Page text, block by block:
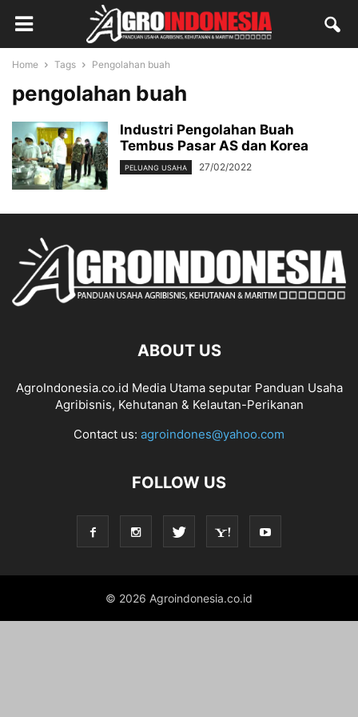
Home Tags Pengolahan buah
pengolahan buah
Industri Pengolahan Buah
Tembus Pasar AS dan Korea
PELUANG USAHA 27/02/2022
ABOUT US
AgroIndonesia.co.id Media Utama seputar Panduan Usaha
Agribisnis, Kehutanan & Kelautan-Perikanan
Contact us: agroindones@yahoo.com
FOLLOW US
© 2026 Agroindonesia.co.id